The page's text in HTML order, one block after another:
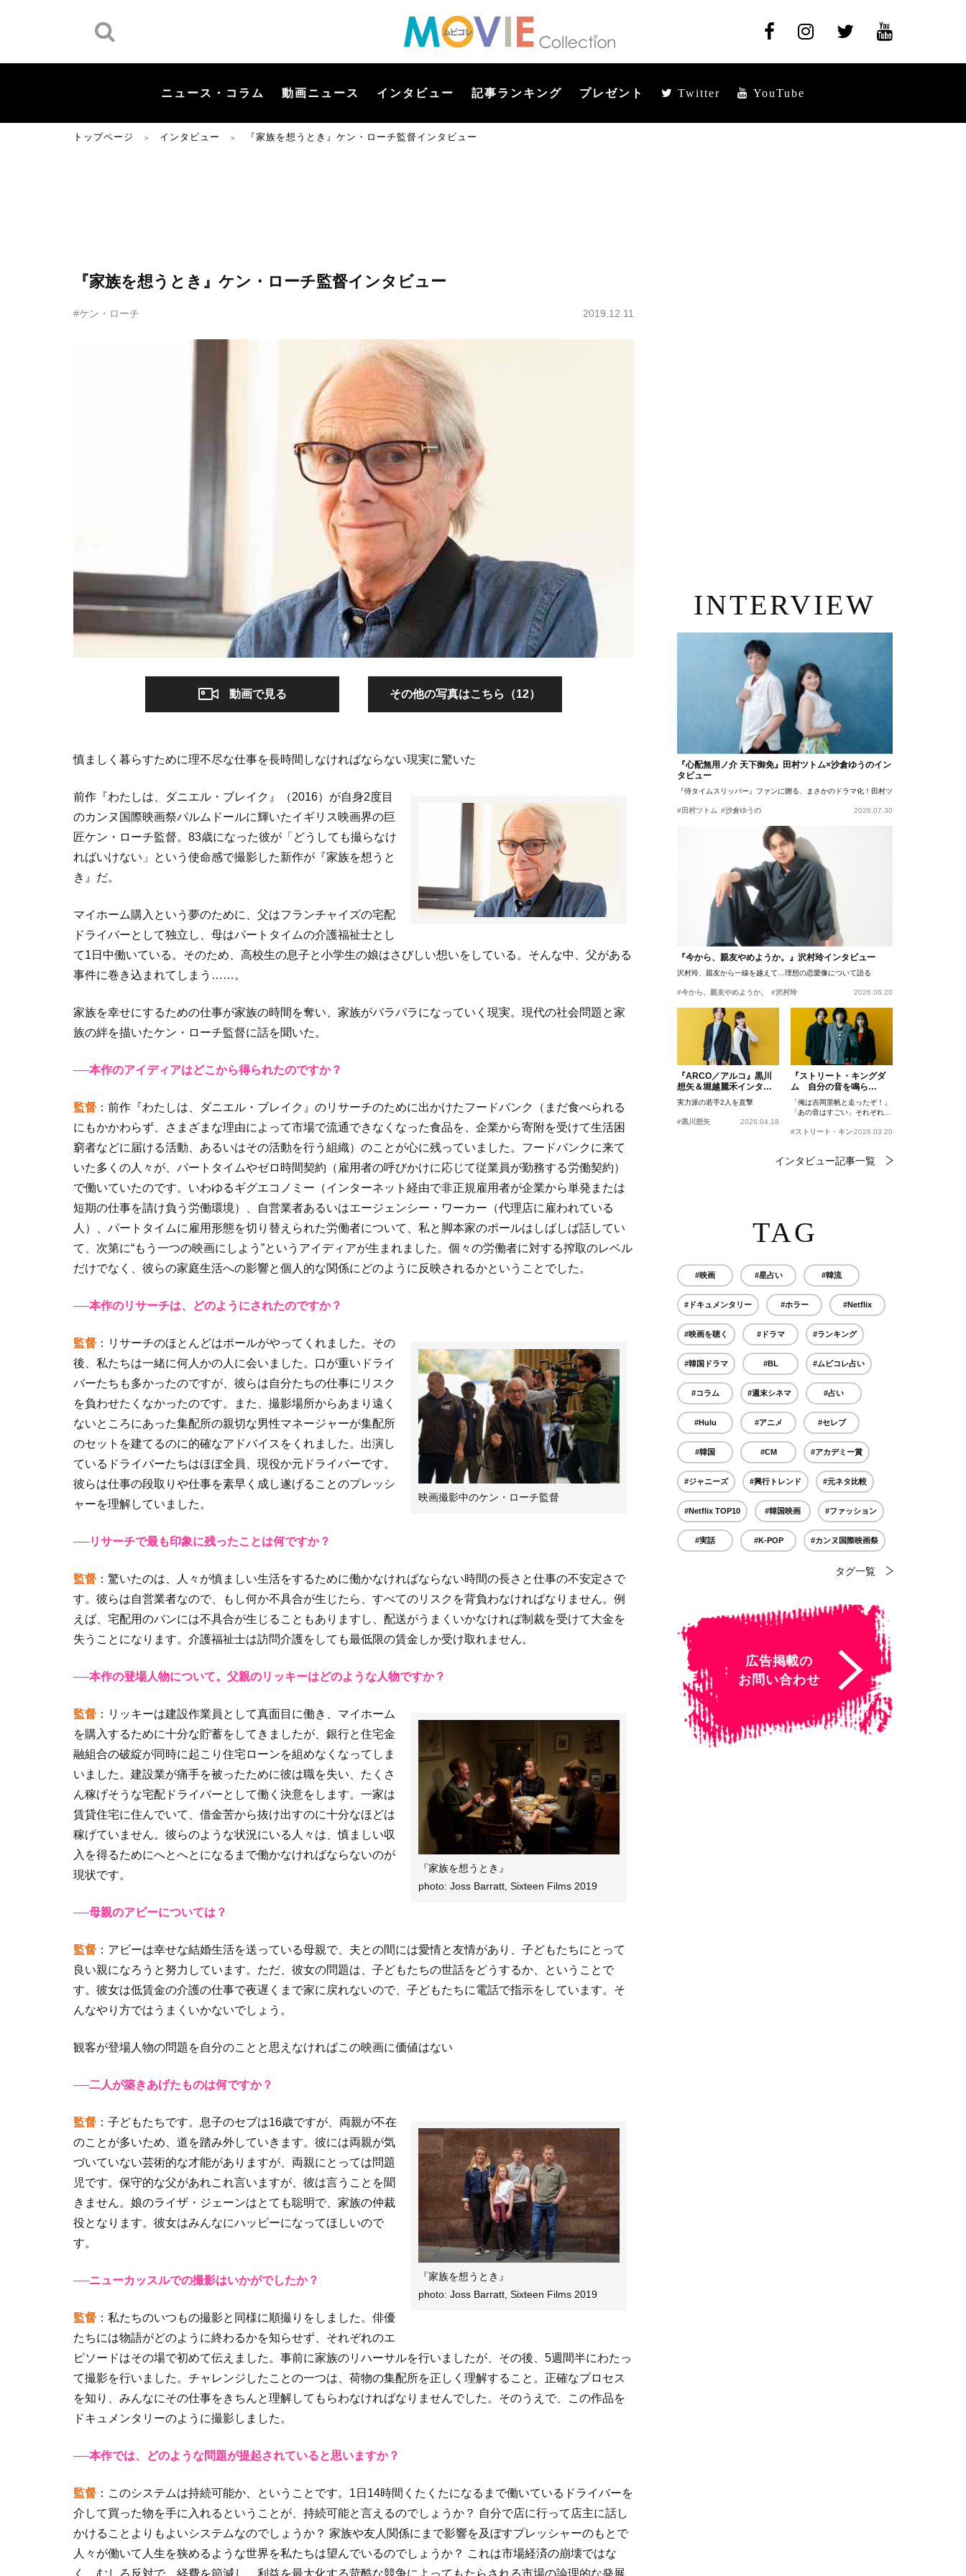
ニュース・コラム 動画ニュース インタビュー 記事ランキング プレゼント Twitter YouTube
トップページ ＞ インタビュー ＞ 『家族を想うとき』ケン・ローチ監督インタビュー
『家族を想うとき』ケン・ローチ監督インタビュー
#ケン・ローチ 2019.12.11
動画で見る その他の写真はこちら（12）
慎ましく暮らすために理不尽な仕事を長時間しなければならない現実に驚いた
前作『わたしは、ダニエル・ブレイク』（2016）が自身2度目
のカンヌ国際映画祭パルムドールに輝いたイギリス映画界の巨
匠ケン・ローチ監督。83歳になった彼が「どうしても撮らなけ
ればいけない」という使命感で撮影した新作が『家族を想うと
き』だ。
マイホーム購入という夢のために、父はフランチャイズの宅配
ドライバーとして独立し、母はパートタイムの介護福祉士とし
て1日中働いている。そのため、高校生の息子と小学生の娘はさびしい想いをしている。そんな中、父がある
事件に巻き込まれてしまう……。
家族を幸せにするための仕事が家族の時間を奪い、家族がバラバラになっていく現実。現代の社会問題と家
族の絆を描いたケン・ローチ監督に話を聞いた。
──本作のアイディアはどこから得られたのですか？
監督 ：前作『わたしは、ダニエル・ブレイク』のリサーチのために出かけたフードバンク（まだ食べられる
にもかかわらず、さまざまな理由によって市場で流通できなくなった食品を、企業から寄附を受けて生活困
窮者などに届ける活動、あるいはその活動を行う組織）のことが心に残っていました。フードバンクに来て
いた多くの人々が、パートタイムやゼロ時間契約（雇用者の呼びかけに応じて従業員が勤務する労働契約）
で働いていたのです。いわゆるギグエコノミー（インターネット経由で非正規雇用者が企業から単発または
短期の仕事を請け負う労働環境）、自営業者あるいはエージェンシー・ワーカー（代理店に雇われている
人）、パートタイムに雇用形態を切り替えられた労働者について、私と脚本家のポールはしばしば話してい
て、次第に“もう一つの映画にしよう”というアイディアが生まれました。個々の労働者に対する搾取のレベル
だけでなく、彼らの家庭生活への影響と個人的な関係にどのように反映されるかということでした。
──本作のリサーチは、どのようにされたのですか？
映画撮影中のケン・ローチ監督
監督 ：リサーチのほとんどはポールがやってくれました。その
後、私たちは一緒に何人かの人に会いました。口が重いドライ
バーたちも多かったのですが、彼らは自分たちの仕事にリスク
を負わせたくなかったのです。また、撮影場所からあまり遠く
ないところにあった集配所の親切な男性マネージャーが集配所
のセットを建てるのに的確なアドバイスをくれました。出演し
ているドライバーたちはほぼ全員、現役か元ドライバーです。
彼らは仕事の段取りや仕事を素早く成し遂げることのプレッシ
ャーを理解していました。
──リサーチで最も印象に残ったことは何ですか？
監督 ：驚いたのは、人々が慎ましい生活をするために働かなければならない時間の長さと仕事の不安定さで
す。彼らは自営業者なので、もし何か不具合が生じたら、すべてのリスクを背負わなければなりません。例
えば、宅配用のバンには不具合が生じることもありますし、配送がうまくいかなければ制裁を受けて大金を
失うことになります。介護福祉士は訪問介護をしても最低限の賃金しか受け取れません。
──本作の登場人物について。父親のリッキーはどのような人物ですか？
『家族を想うとき』
photo: Joss Barratt, Sixteen Films 2019
監督 ：リッキーは建設作業員として真面目に働き、マイホーム
を購入するために十分な貯蓄をしてきましたが、銀行と住宅金
融組合の破綻が同時に起こり住宅ローンを組めなくなってしま
いました。建設業が痛手を被ったために彼は職を失い、たくさ
ん稼げそうな宅配ドライバーとして働く決意をします。一家は
賃貸住宅に住んでいて、借金苦から抜け出すのに十分なほどは
稼げていません。彼らのような状況にいる人々は、慎ましい収
入を得るためにへとへとになるまで働かなければならないのが
現状です。
──母親のアビーについては？
監督 ：アビーは幸せな結婚生活を送っている母親で、夫との間には愛情と友情があり、子どもたちにとって
良い親になろうと努力しています。ただ、彼女の問題は、子どもたちの世話をどうするか、ということで
す。彼女は低賃金の介護の仕事で夜遅くまで家に戻れないので、子どもたちに電話で指示をしています。そ
んなやり方ではうまくいかないでしょう。
観客が登場人物の問題を自分のことと思えなければこの映画に価値はない
──二人が築きあげたものは何ですか？
『家族を想うとき』
photo: Joss Barratt, Sixteen Films 2019
監督 ：子どもたちです。息子のセブは16歳ですが、両親が不在
のことが多いため、道を踏み外していきます。彼には両親が気
づいていない芸術的な才能がありますが、両親にとっては問題
児です。保守的な父があれこれ言いますが、彼は言うことを聞
きません。娘のライザ・ジェーンはとても聡明で、家族の仲裁
役となります。彼女はみんなにハッピーになってほしいので
す。
──ニューカッスルでの撮影はいかがでしたか？
監督 ：私たちのいつもの撮影と同様に順撮りをしました。俳優
たちには物語がどのように終わるかを知らせず、それぞれのエ
ピソードはその場で初めて伝えました。事前に家族のリハーサルを行いましたが、その後、5週間半にわたっ
て撮影を行いました。チャレンジしたことの一つは、荷物の集配所を正しく理解すること。正確なプロセス
を知り、みんなにその仕事をきちんと理解してもらわなければなりませんでした。そのうえで、この作品を
ドキュメンタリーのように撮影しました。
──本作では、どのような問題が提起されていると思いますか？
監督 ：このシステムは持続可能か、ということです。1日14時間くたくたになるまで働いているドライバーを
介して買った物を手に入れるということが、持続可能と言えるのでしょうか？ 自分で店に行って店主に話し
かけることよりもよいシステムなのでしょうか？ 家族や友人関係にまで影響を及ぼすプレッシャーのもとで
人々が働いて人生を狭めるような世界を私たちは望んでいるのでしょうか？ これは市場経済の崩壊ではな
く、むしろ反対で、経費を節減し、利益を最大化する苛酷な競争によってもたらされる市場の論理的な発展
INTERVIEW
『心配無用ノ介 天下御免』田村ツトム×沙倉ゆうのイン
タビュー
『侍タイムスリッパー』ファンに贈る、まさかのドラマ化！田村ツトム×沙倉ゆうのが語
#田村ツトム #沙倉ゆうの 2026.07.30
『今から、親友やめようか。』沢村玲インタビュー
沢村玲、親友から一線を越えて…理想の恋愛像について語る
#今から、親友やめようか。 #沢村玲 2026.06.20
『ARCO／アルコ』黒川
想矢＆堀越麗禾インタビ
ュー
実力派の若手2人を直撃
#黒川想矢 2026.04.18
『ストリート・キングダ
ム 自分の音を鳴ら
せ。』峯田和伸、若葉竜
也、吉岡里帆インタビュ
ー
「俺は吉岡里帆と走ったぞ！」
「あの音はすごい」それぞれの
#ストリート・キングダム 自分の音を鳴らせ。
2026.03.20
インタビュー記事一覧
TAG
#映画 #星占い #韓流
#ドキュメンタリー #ホラー #Netflix
#映画を聴く #ドラマ #ランキング
#韓国ドラマ #BL #ムビコレ占い
#コラム #週末シネマ #占い
#Hulu #アニメ #セレブ
#韓国 #CM #アカデミー賞
#ジャニーズ #興行トレンド #元ネタ比較
#Netflix TOP10 #韓国映画 #ファッション
#実話 #K-POP #カンヌ国際映画祭
タグ一覧
広告掲載の
お問い合わせ